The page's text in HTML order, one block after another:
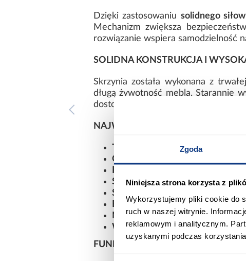
Zgoda
Niniejsza strona korzysta z
Wykorzystujemy pliki cookie do
ruch w naszej witrynie.
reklamowym i analitycznym.
uzyskanymi podczas korzystania
Dzięki zastosowaniu solidnego
Mechanizm zwiększa
rozwiązanie wspiera samodzielność
SOLIDNA KONSTRUKCJA I
Skrzynia została wykonana z trwałej
długą żywotność mebla. Starannie
dostosowany do potrzeb dzieci.
NAJWAŻNIEJSZE ZALETY:
TRWAŁY NADRUK UV Z
ODPORNOŚĆ NA ŚCIERANIE
SOLIDNY SIŁOWNIK
STABILNA I WYTRZYMAŁA
BEZPIECZNE, STARANNIE
NOWOCZESNY I
WSPIERA NAUKĘ PORZĄDKU
FUNKCJONALNOŚĆ I